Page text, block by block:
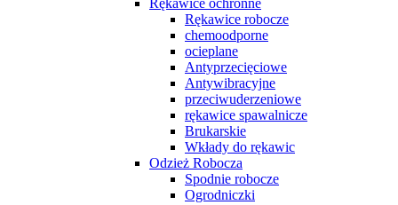
Rękawice robocze
chemoodporne
ocieplane
Antyprzecięciowe
Antywibracyjne
przeciwuderzeniowe
rękawice spawalnicze
Brukarskie
Wkłady do rękawic
Odzież Robocza
Spodnie robocze
Ogrodniczki